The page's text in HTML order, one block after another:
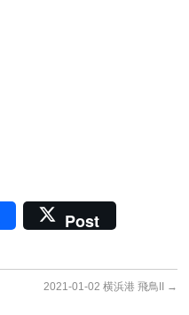
Post
2021-01-02 横浜港 飛鳥II →